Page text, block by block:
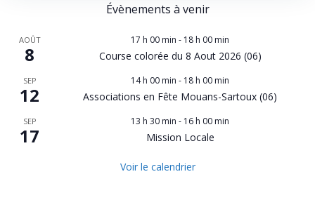
Évènements à venir
AOÛT
8
17 h 00 min - 18 h 00 min
Course colorée du 8 Aout 2026 (06)
SEP
12
14 h 00 min - 18 h 00 min
Associations en Fête Mouans-Sartoux (06)
SEP
17
13 h 30 min - 16 h 00 min
Mission Locale
Voir le calendrier